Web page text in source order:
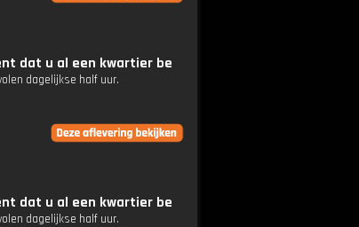
dat u al een kwartier be
dagelijkse half uur.
dat u al een kwartier be
dagelijkse half uur.